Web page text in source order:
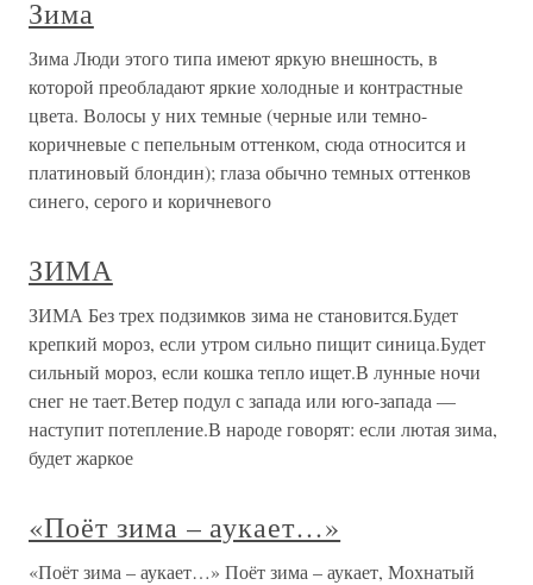
Зима
Зима Люди этого типа имеют яркую внешность, в
которой преобладают яркие холодные и контрастные
цвета. Волосы у них темные (черные или темно-
коричневые с пепельным оттенком, сюда относится и
платиновый блондин); глаза обычно темных оттенков
синего, серого и коричневого
ЗИМА
ЗИМА Без трех подзимков зима не становится.Будет
крепкий мороз, если утром сильно пищит синица.Будет
сильный мороз, если кошка тепло ищет.В лунные ночи
снег не тает.Ветер подул с запада или юго-запада —
наступит потепление.В народе говорят: если лютая зима,
будет жаркое
«Поёт зима – аукает…»
«Поёт зима – аукает…» Поёт зима – аукает, Мохнатый